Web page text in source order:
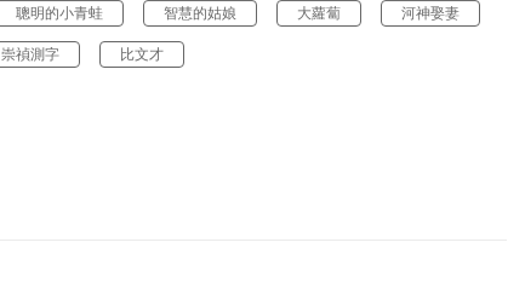
聰明的小青蛙 智慧的姑娘 大蘿蔔 河神娶妻
崇禎測字 比文才